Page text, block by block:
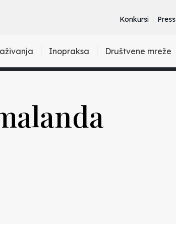
Konkursi Press
Inopraksa Društvene mreže